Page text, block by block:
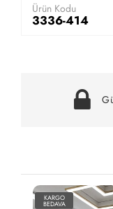
Ürün Kodu
3336-414
KARGO
BEDAVA